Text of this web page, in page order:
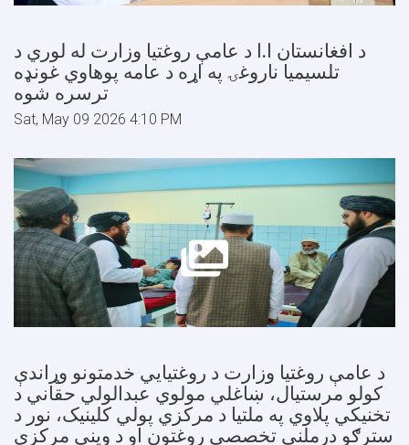
د افغانستان ا.ا د عامې روغتیا وزارت له لوري د
تلسیمیا ناروغۍ په اړه د عامه پوهاوي غونډه
ترسره شوه
Sat, May 09 2026 4:10 PM
د عامې روغتيا وزارت د روغتيايي خدمتونو وړاندې
کولو مرستيال، ښاغلي مولوي عبدالولي حقاني د
تخنيکي پلاوي په ملتیا د مرکزي پولي کلینیک، نور د
سترګو درملنې تخصصي روغتون او د وینې مرکزي